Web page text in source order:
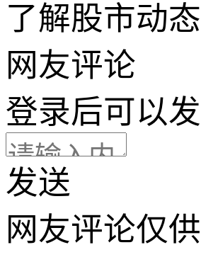
了解股市动
网友评论
登录后可以
发送
网友评论仅